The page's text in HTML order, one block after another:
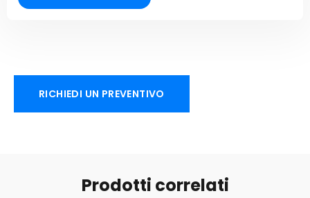
RICHIEDI UN PREVENTIVO
Prodotti correlati